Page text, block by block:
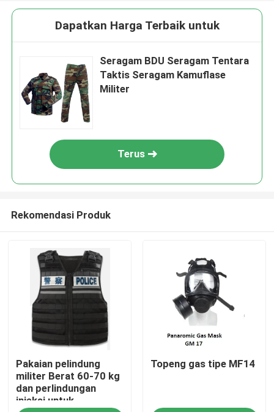
Rumah
Produk
video
Dapatkan Harga Terbaik untuk
Seragam BDU Seragam Tentara
Taktis Seragam Kamuflase
Militer
Terus
Rekomendasi Produk
Pakaian pelindung
militer Berat 60-70 kg
dan perlindungan
injeksi untuk
Topeng gas tipe MF14